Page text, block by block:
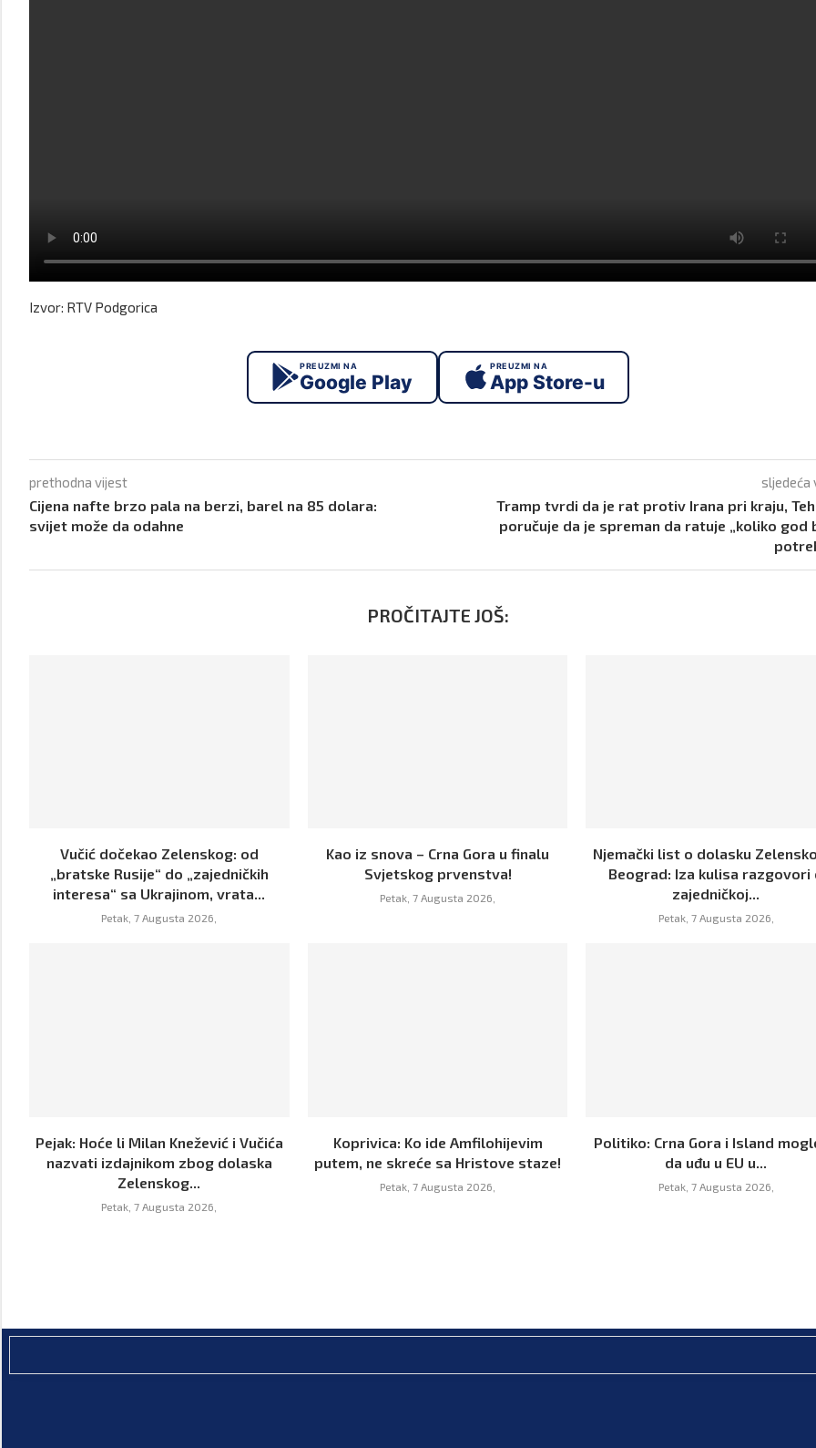
Izvor: RTV Podgorica
PREUZMI NA
Google Play
PREUZMI NA
App Store-u
prethodna vijest
Cijena nafte brzo pala na berzi, barel na 85 dolara:
svijet može da odahne
sljedeća
Tramp tvrdi da je rat protiv Irana pri kraju,
poručuje da je spreman da ratuje „koliko god
PROČITAJTE JOŠ:
Vučić dočekao Zelenskog: od
„bratske Rusije“ do „zajedničkih
interesa“ sa Ukrajinom, vrata...
Petak, 7 Augusta 2026,
Kao iz snova – Crna Gora u finalu
Svjetskog prvenstva!
Petak, 7 Augusta 2026,
Njemački list o dolasku
Beograd: Iza kulisa razgovori
zajedničkoj...
Petak, 7 Augusta 2026,
Pejak: Hoće li Milan Knežević i Vučića
nazvati izdajnikom zbog dolaska
Zelenskog...
Petak, 7 Augusta 2026,
Koprivica: Ko ide Amfilohijevim
putem, ne skreće sa Hristove staze!
Petak, 7 Augusta 2026,
Politiko: Crna Gora i Island
da uđu u EU u...
Petak, 7 Augusta 2026,